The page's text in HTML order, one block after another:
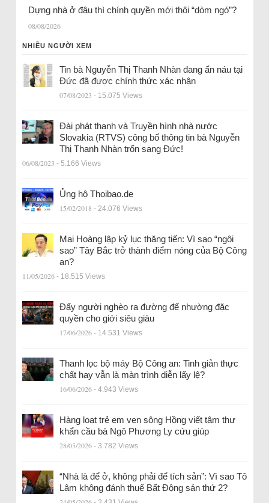
Dựng nhà ở đâu thì chính quyền mới thôi “dòm ngó”?
08/08/2026
NHIỀU NGƯỜI XEM
Tin bà Nguyễn Thị Thanh Nhàn đang ẩn náu tại
Đức đã được chính thức xác nhận
07/08/2023 - 15.075 Views
Đài phát thanh và Truyền hình nhà nước
Slovakia (RTVS) công bố thông tin bà Nguyễn
Thị Thanh Nhàn trốn sang Đức!
06/08/2023 - 5.166 Views
Ủng hộ Thoibao.de
15/02/2018 - 24.076 Views
Mai Hoàng lập kỷ lục thăng tiến: Vì sao “ngôi
sao” Tây Bắc trở thành điểm nóng của Bộ Công
an?
11/05/2026 - 18.515 Views
Đẩy người nghèo ra đường để nhường đặc
quyền cho giới siêu giàu
17/06/2026 - 14.531 Views
Thanh lọc bộ máy Bộ Công an: Tinh giản thực
chất hay vẫn là màn trình diễn lấy lệ?
16/06/2026 - 4.943 Views
Hàng loạt trẻ em ven sông Hồng viết tâm thư
khẩn cầu bà Ngô Phương Ly cứu giúp
28/05/2026 - 3.782 Views
“Nhà là để ở, không phải để tích sản”: Vì sao Tô
Lâm không đánh thuế Bất Động sản thứ 2?